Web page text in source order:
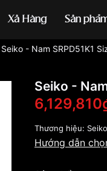
Xả Hàng Sản
...
Seiko - Nam SRPD51K1
Seiko -
Thương hiệu: Seiko
Hướng dẫn